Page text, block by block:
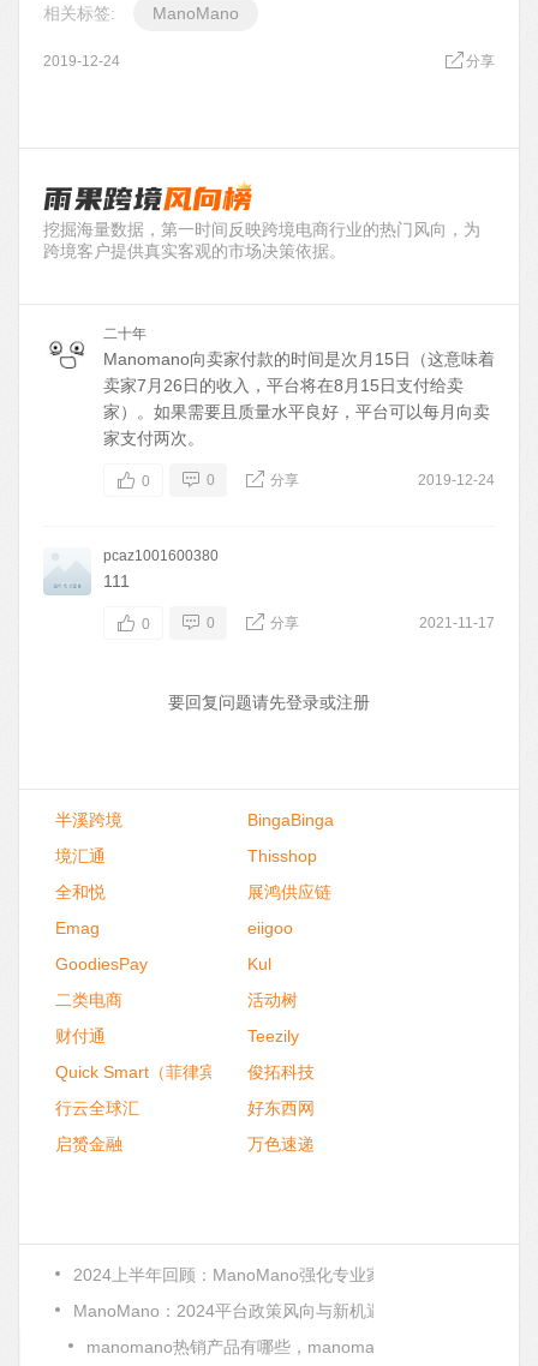
ManoMano
相关标签:
2019-12-24 分享
挖掘海量数据，第一时间反映跨境电商行业的热门风向，为
跨境客户提供真实客观的市场决策依据。
二十年
Manomano向卖家付款的时间是次月15日（这意味着
卖家7月26日的收入，平台将在8月15日支付给卖
家）。如果需要且质量水平良好，平台可以每月向卖
家支付两次。
2019-12-24
0 0 分享
pcaz1001600380
111
2021-11-17
0 0 分享
要回复问题请先登录或注册
半溪跨境
BingaBinga
境汇通
Thisshop
全和悦
展鸿供应链
Emag
eiigoo
GoodiesPay
Kul
二类电商
活动树
财付通
Teezily
Quick Smart（菲律宾捷智云仓）
俊拓科技
行云全球汇
好东西网
启赟金融
万色速递
2024上半年回顾：ManoMano强化专业家装平台定位，释放
ManoMano：2024平台政策风向与新机遇盘点
manomano热销产品有哪些，manomano平台优势有哪些